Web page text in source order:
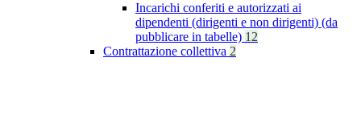
Incarichi conferiti e autorizzati ai
dipendenti (dirigenti e non dirigenti) (da
pubblicare in tabelle) 12
Contrattazione collettiva 2